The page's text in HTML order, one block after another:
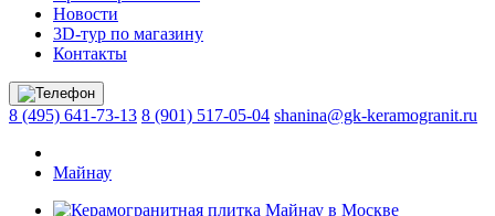
Новости
3D-тур по магазину
Контакты
8 (495) 641-73-13 8 (901) 517-05-04 shanina@gk-keramogranit.ru
Майнау